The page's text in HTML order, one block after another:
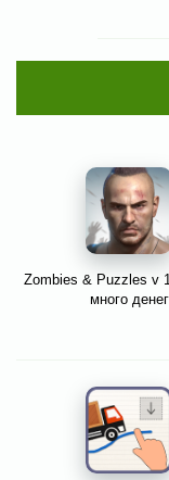
Zombies & Puzzles v
много денег